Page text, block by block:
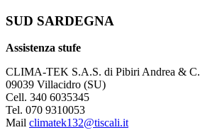
SUD SARDEGNA
Assistenza stufe
CLIMA-TEK S.A.S. di Pibiri Andrea & C.
09039 Villacidro (SU)
Cell. 340 6035345
Tel. 070 9310053
Mail climatek132@tiscali.it